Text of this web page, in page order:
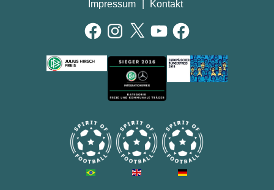
Impressum Kontakt
FacebookInstagram
X YouTubeFacebook
AUSZEICHNUNGEN